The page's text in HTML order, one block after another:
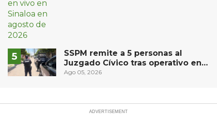
SSPM remite a 5 personas al
Juzgado Cívico tras operativo en
San Juan del Río
Ago 05, 2026